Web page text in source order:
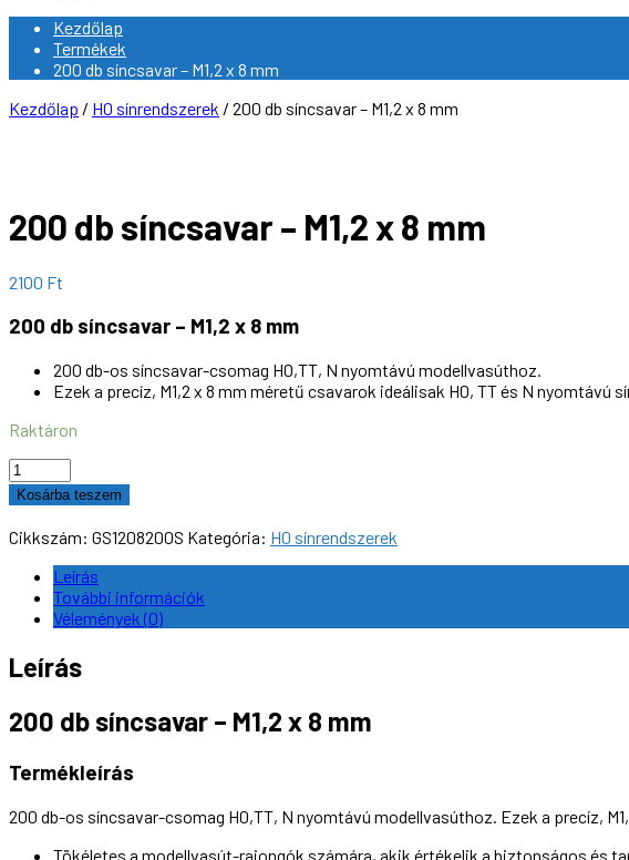
Kezdőlap
Termékek
200 db síncsavar – M1,2 x 8 mm
Kezdőlap / H0 sínrendszerek / 200 db síncsavar – M1,2 x 8 mm
200 db síncsavar – M1,2 x 8 mm
2100 Ft
200 db síncsavar – M1,2 x 8 mm
200 db-os síncsavar-csomag H0,TT, N nyomtávú modellvasúthoz.
Ezek a precíz, M1,2 x 8 mm méretű csavarok ideálisak H0, TT és N nyomtávú
Raktáron
200
db
síncsavar
-
M1,2
mm
mennyiség
Kosárba teszem
Cikkszám: GS1208200S Kategória: H0 sínrendszerek
Leírás
További információk
Vélemények (0)
Leírás
200 db síncsavar – M1,2 x 8 mm
Termékleírás
200 db-os síncsavar-csomag H0,TT, N nyomtávú modellvasúthoz. Ezek a precíz,
Tökéletes a modellvasút-rajongók számára, akik értékelik a biztonságos és